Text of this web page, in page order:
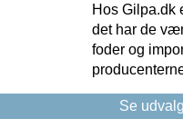
Hos Gilpa.dk
det har de
foder og
Se